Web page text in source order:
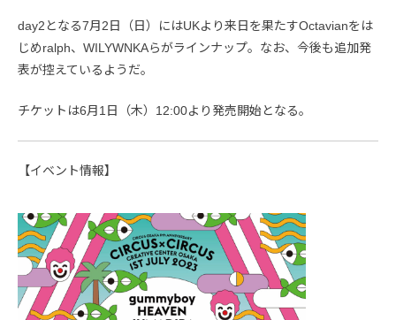
day2となる7月2日（日）にはUKより来日を果たすOctavianをは
じめralph、WILYWNKAらがラインナップ。なお、今後も追加発
表が控えているようだ。
チケットは6月1日（木）12:00より発売開始となる。
【イベント情報】